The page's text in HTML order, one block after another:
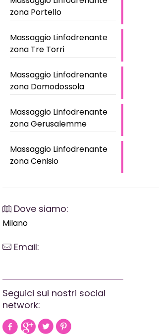
zona Portello
Massaggio Linfodrenante
zona Tre Torri
Massaggio Linfodrenante
zona Domodossola
Massaggio Linfodrenante
zona Gerusalemme
Massaggio Linfodrenante
zona Cenisio
Dove siamo:
Milano
Email:
Seguici sui nostri social
network: